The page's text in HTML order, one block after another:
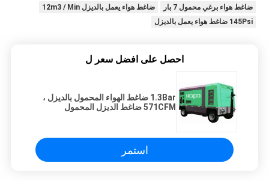
ضاغط هواء برغي محمول 7 بار
ضاغط هواء يعمل بالديزل 12m3 / Min
145Psi ضاغط هواء يعمل بالديزل
احصل على افضل سعر ل
1.3Bar ضاغط الهواء المحمول بالديزل ،
571CFM ضاغط الديزل المحمول
استمر